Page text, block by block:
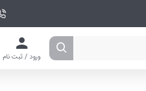
ورود / ثبت نام